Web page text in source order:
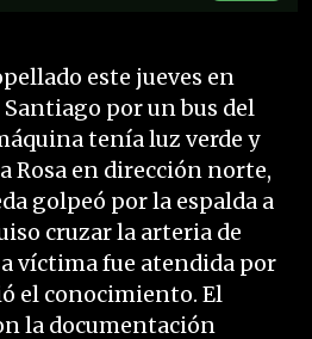
este jueves en
por un bus del
tenía luz verde y
Rosa en dirección norte,
golpeó por la espalda a
cruzar la arteria de
víctima fue atendida por
el conocimiento. El
la documentación